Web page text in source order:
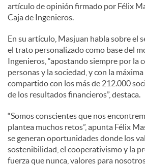
o
n
t
e
n
artículo de opinión firmado por Félix
Caja de Ingenieros.
En su artículo, Masjuan habla sobre el
el trato personalizado como base del
Ingenieros, “apostando siempre por la
personas y la sociedad, y con la
compartido con los más de 212.000
de los resultados financieros”, destaca.
“Somos conscientes que nos
plantea muchos retos”, apunta Félix
se generan oportunidades donde los
sostenibilidad, el cooperativismo y la
fuerza que nunca, valores para